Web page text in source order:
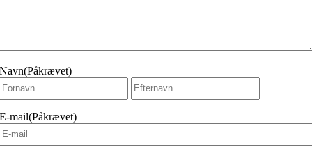
Navn(Påkrævet)
Fornavn
E-mail(Påkrævet)